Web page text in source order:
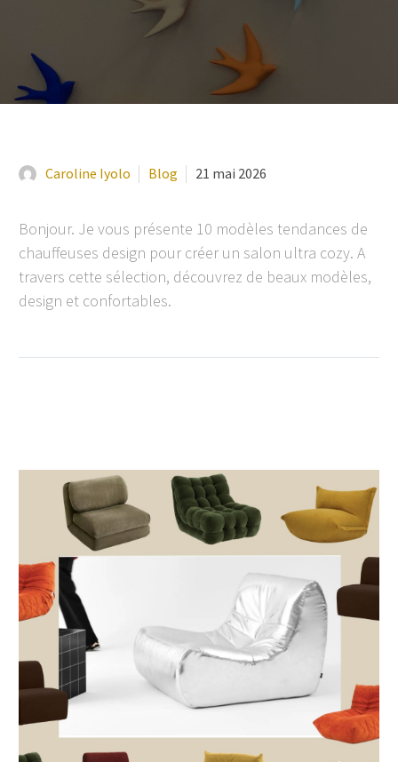
Caroline Iyolo Blog 21 mai 2026
Bonjour. Je vous présente 10 modèles tendances de
chauffeuses design pour créer un salon ultra cozy. A
travers cette sélection, découvrez de beaux modèles,
design et confortables.